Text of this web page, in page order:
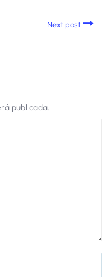
Next post
publicada.